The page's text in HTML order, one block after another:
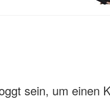
sein, um einen